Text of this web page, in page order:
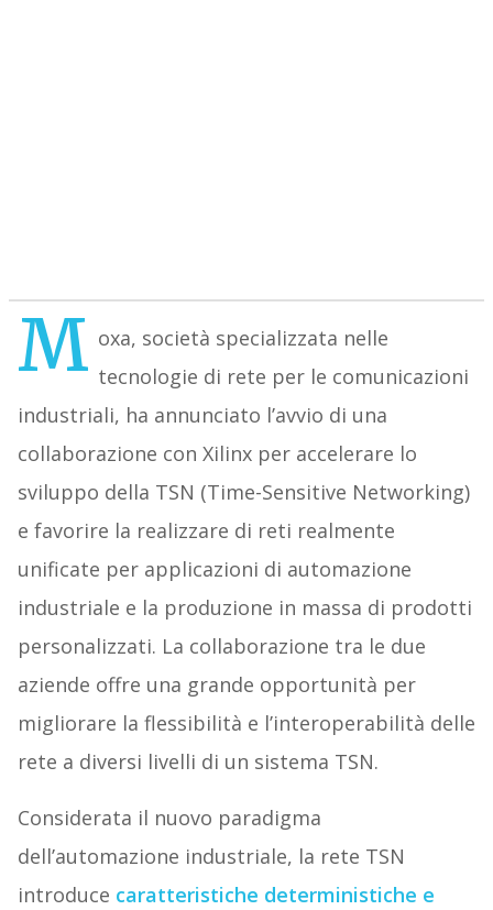
M oxa, società specializzata nelle
tecnologie di rete per le comunicazioni
industriali, ha annunciato l’avvio di una
collaborazione con Xilinx per accelerare lo
sviluppo della TSN (Time-Sensitive Networking)
e favorire la realizzare di reti realmente
unificate per applicazioni di automazione
industriale e la produzione in massa di prodotti
personalizzati. La collaborazione tra le due
aziende offre una grande opportunità per
migliorare la flessibilità e l’interoperabilità delle
rete a diversi livelli di un sistema TSN.
Considerata il nuovo paradigma
dell’automazione industriale, la rete TSN
introduce caratteristiche deterministiche e